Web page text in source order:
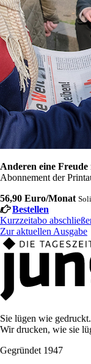
Anderen eine Freude
Abonnement der
56,90 Euro/Monat
Bestellen
Kurzzeitabo
Zur aktuellen Ausgabe
Sie lügen wie gedruckt.
Wir drucken, wie sie
Gegründet 1947